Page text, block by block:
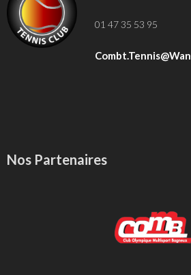
01 47 35 53 95
Nos Partenaires